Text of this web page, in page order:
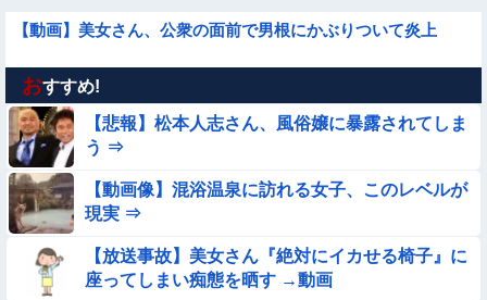
【動画】美女さん、公衆の面前で男根にかぶりついて炎上
【不朽名作】突然オラァ！おじさん【動画】
【臭ァ！】ストレッチ中の女性さん、豪快な放屁で周囲を和ま
せる ⇒
【動画】ロシアの少年、姉（14）の水着姿に勃起してしまうｗ
ｗｗｗｗｗ
【画像】115年前に作られた『幻の28府県案』が意外といいか
も →
おすすめ!
【悲報】松本人志さん、風俗嬢に暴露されてしま
う ⇒
【動画像】混浴温泉に訪れる女子、このレベルが
現実 ⇒
【放送事故】美女さん『絶対にイカせる椅子』に
座ってしまい痴態を晒す →動画